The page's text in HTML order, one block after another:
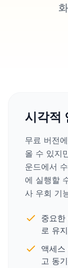
시각적
무료 버전
올 수 있지
운드에서
에 실행할
사 우회 기
중요
로 유
액세
고 동